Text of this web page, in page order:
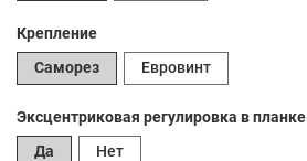
Крепление
Саморез
Евровинт
Эксцентриковая регулировка в планке
Да
Нет